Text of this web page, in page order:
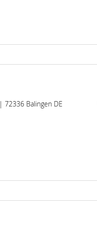
| 72336 Balingen DE